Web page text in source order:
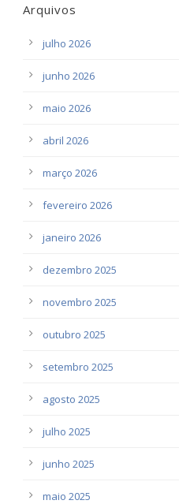
Arquivos
julho 2026
junho 2026
maio 2026
abril 2026
março 2026
fevereiro 2026
janeiro 2026
dezembro 2025
novembro 2025
outubro 2025
setembro 2025
agosto 2025
julho 2025
junho 2025
maio 2025